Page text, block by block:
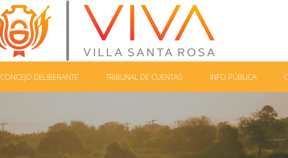
CONCEJO DELIBERANTE TRIBUNAL DE CUENTAS INFO PÚBLICA